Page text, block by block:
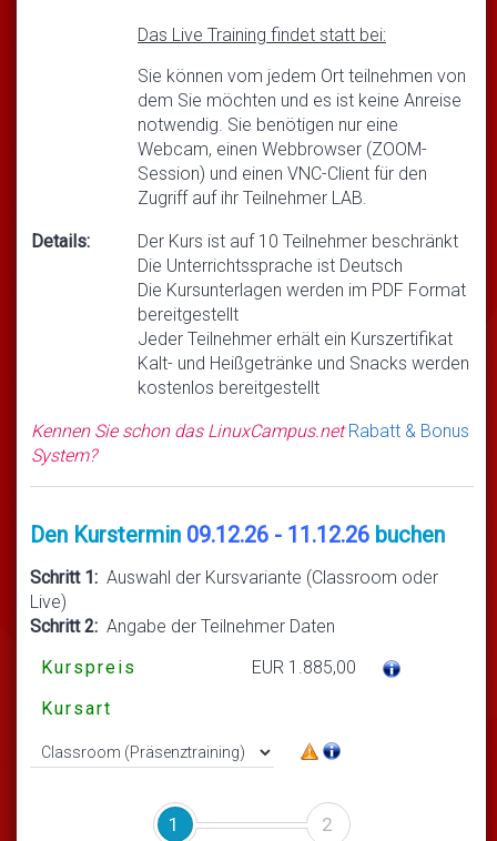
Das Live Training findet statt bei:
Sie können vom jedem Ort teilnehmen von
dem Sie möchten und es ist keine Anreise
notwendig. Sie benötigen nur eine
Webcam, einen Webbrowser (ZOOM-
Session) und einen VNC-Client für den
Zugriff auf ihr Teilnehmer LAB.
Details:
Der Kurs ist auf 10 Teilnehmer beschränkt
Die Unterrichtssprache ist Deutsch
Die Kursunterlagen werden im PDF Format
bereitgestellt
Jeder Teilnehmer erhält ein Kurszertifikat
Kalt- und Heißgetränke und Snacks werden
kostenlos bereitgestellt
Kennen Sie schon das LinuxCampus.netRabatt & Bonus
System?
Den Kurstermin 09.12.26 - 11.12.26 buchen
Schritt 1: Auswahl der Kursvariante (Classroom oder
Live)
Schritt 2: Angabe der Teilnehmer Daten
Kurspreis
EUR 1.885,00
Kursart
1 2